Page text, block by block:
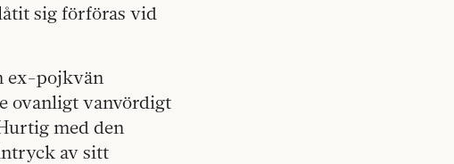
sig förföras vid
ex-pojkvän
ovanligt vanvördigt
med den
av sitt